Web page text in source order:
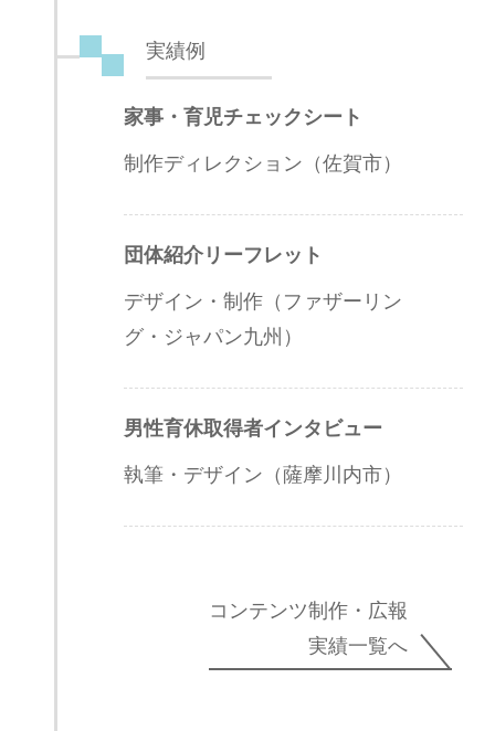
実績例
家事・育児チェックシート
制作ディレクション（佐賀市）
団体紹介リーフレット
デザイン・制作（ファザーリン
グ・ジャパン九州）
男性育休取得者インタビュー
執筆・デザイン（薩摩川内市）
コンテンツ制作・広報
実績一覧へ